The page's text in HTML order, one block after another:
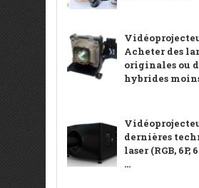
Acheter des
originales ou
hybrides
dernières
laser (RGB, 6P,
...